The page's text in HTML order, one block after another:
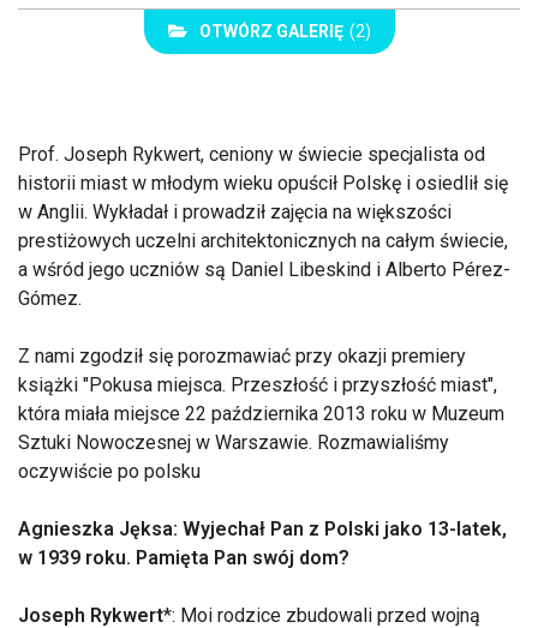
OTWÓRZ GALERIĘ (2)
Prof. Joseph Rykwert, ceniony w świecie specjalista od
historii miast w młodym wieku opuścił Polskę i osiedlił się
w Anglii. Wykładał i prowadził zajęcia na większości
prestiżowych uczelni architektonicznych na całym świecie,
a wśród jego uczniów są Daniel Libeskind i Alberto Pérez-
Gómez.
Z nami zgodził się porozmawiać przy okazji premiery
książki "Pokusa miejsca. Przeszłość i przyszłość miast",
która miała miejsce 22 października 2013 roku w Muzeum
Sztuki Nowoczesnej w Warszawie. Rozmawialiśmy
oczywiście po polsku
Agnieszka Jęksa: Wyjechał Pan z Polski jako 13-latek,
w 1939 roku. Pamięta Pan swój dom?
Joseph Rykwert*: Moi rodzice zbudowali przed wojną